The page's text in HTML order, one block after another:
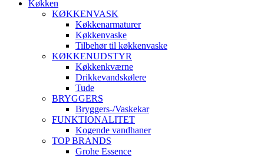
Køkken
KØKKENVASK
Køkkenarmaturer
Køkkenvaske
Tilbehør til køkkenvaske
KØKKENUDSTYR
Køkkenkværne
Drikkevandskølere
Tude
BRYGGERS
Bryggers-/Vaskekar
FUNKTIONALITET
Kogende vandhaner
TOP BRANDS
Grohe Essence